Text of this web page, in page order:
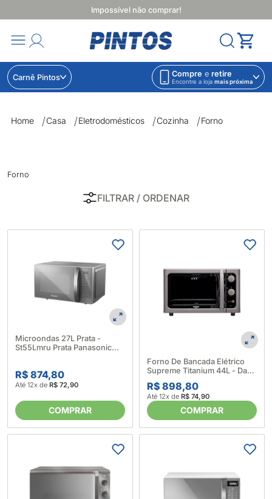
Impossível não comprar!
Carnê Pintos Compre e retire
Encontre a loja mais próxima
Home
Casa Eletrodomésticos Cozinha Forno
Forno
FILTRAR / ORDENAR
Microondas 27L Prata -
St55Lmru Prata Panasonic
R$ 874,80
Até 12x de R$ 72,90
COMPRAR
Forno De Bancada Elétrico
Supreme Titanium 44L - Dako
(577696)
R$ 898,80
Até 12x de R$ 74,90
COMPRAR